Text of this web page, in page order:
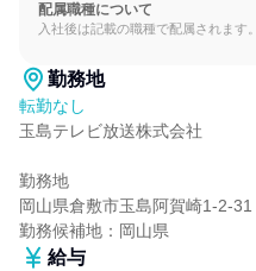
配属職種について
入社後は記載の職種で配属されます。
勤務地
転勤なし
玉島テレビ放送株式会社
勤務地
岡山県倉敷市玉島阿賀崎1-2-31
勤務候補地：岡山県
給与